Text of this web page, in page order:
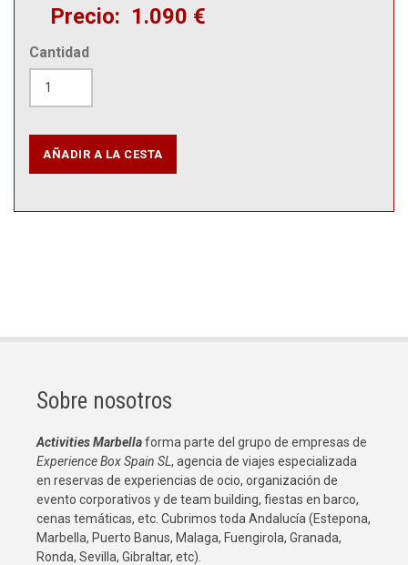
Precio 1.090 €
Cantidad
Sobre nosotros
Activities Marbellaforma parte del grupo de empresas de
Experience Box Spain SL, agencia de viajes especializada
en reservas de experiencias de ocio, organización de
evento corporativos y de team building, fiestas en barco,
cenas temáticas, etc. Cubrimos toda Andalucía (Estepona,
Marbella, Puerto Banus, Malaga, Fuengirola, Granada,
Ronda, Sevilla, Gibraltar, etc).